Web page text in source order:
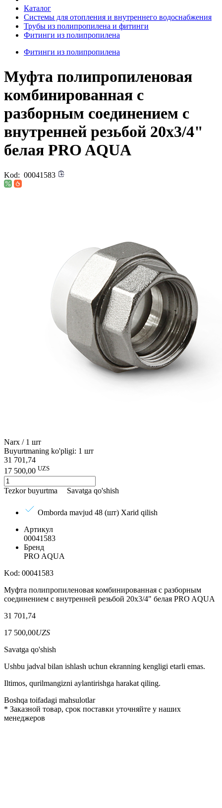
Каталог
Системы для отопления и внутреннего водоснабжения
Трубы из полипропилена и фитинги
Фитинги из полипропилена
Фитинги из полипропилена
Муфта полипропиленовая
комбинированная с
разборным соединением с
внутренней резьбой 20х3/4"
белая PRO AQUA
Kod: 00041583
Narx / 1 шт
Buyurtmaning ko'pligi: 1 шт
31 701,74
17 500,00 UZS
Tezkor buyurtma Savatga qo'shish
Omborda mavjud 48 (шт) Xarid qilish
Артикул
00041583
Бренд
PRO AQUA
Kod: 00041583
Муфта полипропиленовая комбинированная с разборным
соединением с внутренней резьбой 20х3/4" белая PRO AQUA
31 701,74
17 500,00UZS
Savatga qo'shish
Ushbu jadval bilan ishlash uchun ekranning kengligi etarli emas.
Iltimos, qurilmangizni aylantirishga harakat qiling.
Boshqa toifadagi mahsulotlar
* Заказной товар, срок поставки уточняйте у наших
менеджеров